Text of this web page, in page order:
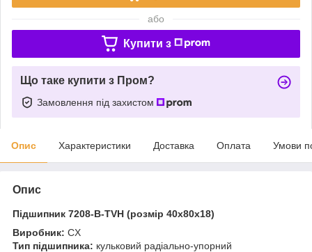
або
Купити з
Що таке купити з Пром?
Замовлення під захистом
Опис Характеристики Доставка Оплата Умови
Опис
Підшипник 7208-B-TVH (розмір 40x80x18)
Виробник: CX
Тип підшипника: кульковий радіально-упорний